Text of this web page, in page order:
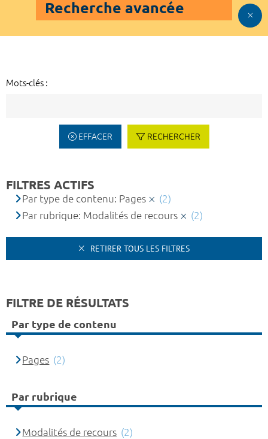
Recherche avancée
Mots-clés :
EFFACER RECHERCHER
FILTRES ACTIFS
Par type de contenu: Pages
(2)
Par rubrique: Modalités de recours
(2)
RETIRER TOUS LES FILTRES
FILTRE DE RÉSULTATS
Par type de contenu
Pages (2)
Par rubrique
Modalités de recours (2)